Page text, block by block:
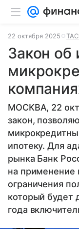
22 октября 2025
Закон об
МОСКВА, 22
закон,
ипотеку. Для
рынка Банк
на
ограничения
который будет
года